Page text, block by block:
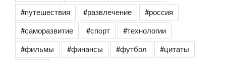
#путешествия
#развлечение
#россия
#саморазвитие
#спорт
#технологии
#фильмы
#финансы #футбол
#цитаты